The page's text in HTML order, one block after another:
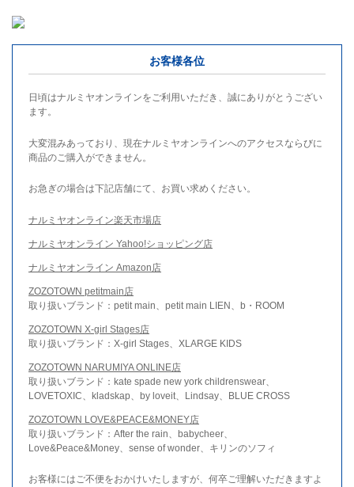
お客様各位
日頃はナルミヤオンラインをご利用いただき、誠にありがとうござい
ます。
大変混みあっており、現在ナルミヤオンラインへのアクセスならびに
商品のご購入ができません。
お急ぎの場合は下記店舗にて、お買い求めください。
ナルミヤオンライン楽天市場店
ナルミヤオンライン Yahoo!ショッピング店
ナルミヤオンライン Amazon店
ZOZOTOWN petitmain店
取り扱いブランド：petit main、petit main LIEN、b・ROOM
ZOZOTOWN X-girl Stages店
取り扱いブランド：X-girl Stages、XLARGE KIDS
ZOZOTOWN NARUMIYA ONLINE店
取り扱いブランド：kate spade new york childrenswear、
LOVETOXIC、kladskap、by loveit、Lindsay、BLUE CROSS
ZOZOTOWN LOVE&PEACE&MONEY店
取り扱いブランド：After the rain、babycheer、
Love&Peace&Money、sense of wonder、キリンのソフィ
お客様にはご不便をおかけいたしますが、何卒ご理解いただきますよ